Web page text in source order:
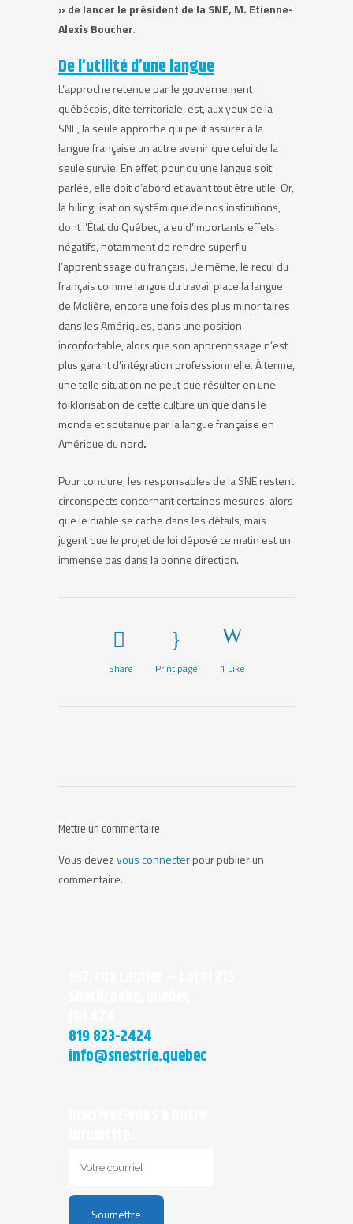
» de lancer le président de la SNE, M. Etienne-
Alexis Boucher.
De l’utilité d’une langue
L’approche retenue par le gouvernement
québécois, dite territoriale, est, aux yeux de la
SNE, la seule approche qui peut assurer à la
langue française un autre avenir que celui de la
seule survie. En effet, pour qu’une langue soit
parlée, elle doit d’abord et avant tout être utile. Or,
la bilinguisation systémique de nos institutions,
dont l’État du Québec, a eu d’importants effets
négatifs, notamment de rendre superflu
l’apprentissage du français. De même, le recul du
français comme langue du travail place la langue
de Molière, encore une fois des plus minoritaires
dans les Amériques, dans une position
inconfortable, alors que son apprentissage n’est
plus garant d’intégration professionnelle. À terme,
une telle situation ne peut que résulter en une
folklorisation de cette culture unique dans le
monde et soutenue par la langue française en
Amérique du nord.
Pour conclure, les responsables de la SNE restent
circonspects concernant certaines mesures, alors
que le diable se cache dans les détails, mais
jugent que le projet de loi déposé ce matin est un
immense pas dans la bonne direction.
Share Print page 1 Like
Mettre un commentaire
Vous devezvous connecterpour publier un
commentaire.
819 823-2424
info@snestrie.quebec